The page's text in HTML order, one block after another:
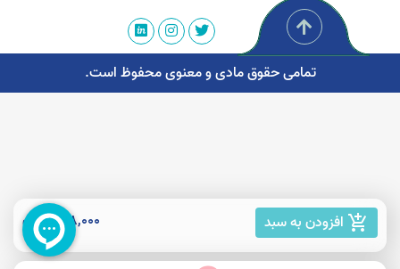
add_shopping_cart افزودن به سبد 198,000 تومان
تمامی حقوق مادی و معنوی محفوظ است.